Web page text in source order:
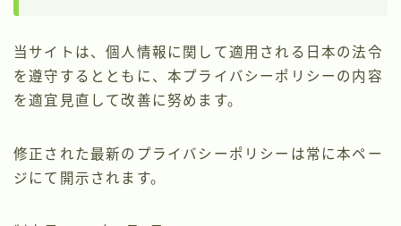
当サイトは、個人情報に関して適用される日本の法令
を遵守するとともに、本プライバシーポリシーの内容
を適宜見直して改善に努めます。
修正された最新のプライバシーポリシーは常に本ペー
ジにて開示されます。